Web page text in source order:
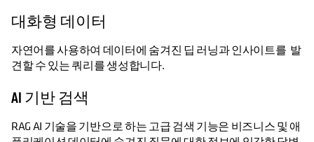
대화형 데이터
자연어를 사용하여 데이터에 숨겨진 딥 러닝과 인사이트를 발
견할 수 있는 쿼리를 생성합니다.
AI 기반 검색
RAG AI 기술을 기반으로 하는 고급 검색 기능은 비즈니스 및 애